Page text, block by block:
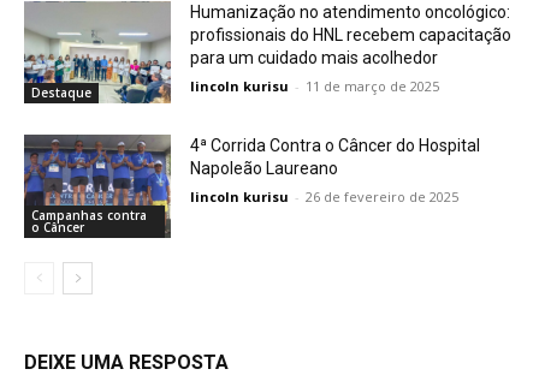
Destaque
Humanização no atendimento oncológico:
profissionais do HNL recebem capacitação
para um cuidado mais acolhedor
lincoln kurisu - 11 de março de 2025
Campanhas contra
o Câncer
4ª Corrida Contra o Câncer do Hospital
Napoleão Laureano
lincoln kurisu - 26 de fevereiro de 2025
DEIXE UMA RESPOSTA